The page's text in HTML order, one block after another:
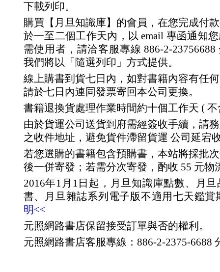
下載列印。
購買【月旦知識庫】的會員，在您完成付
於一至二個工作天內，以 email 專函通知
需使用者，請洽客服專線 886-2-23756688
我們將以「隨選列印」方式提供。
線上購書到貨七日內，如對書籍內容有任
請於七日內連同發票寄回本公司更換。
書籍退換貨處理作業時間約十個工作天 (
由於貨運公司送貨到府需經簽收手續，請
之收件地址，避免貨件滯留貨運 公司延宕
若您選購的書籍包含預購書，本站將採批
後一併寄發；若需分次寄發，酌收 55 元物
2016年1月1日起，月旦知識庫點數、月
書、月旦雜誌系列電子版不適用七天鑑賞
明<<
元照網路書店保留接受訂單與否的權利。
元照網路書店客服專線：886-2-2375-6688